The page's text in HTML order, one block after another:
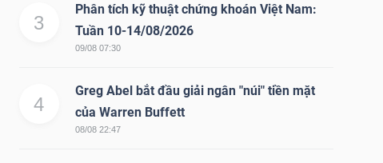
3
Phân tích kỹ thuật chứng khoán Việt Nam:
Tuần 10-14/08/2026
09/08 07:30
4
Greg Abel bắt đầu giải ngân "núi" tiền mặt
của Warren Buffett
08/08 22:47